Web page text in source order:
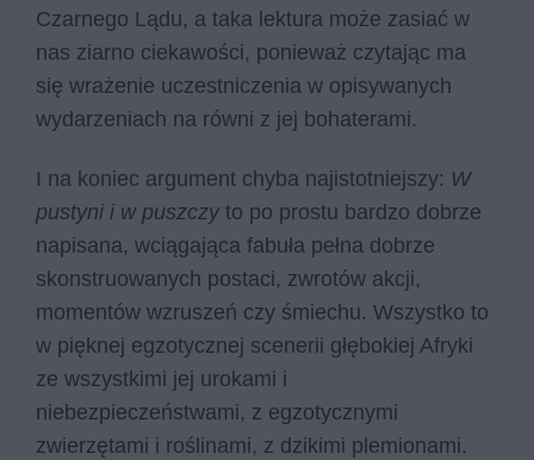
Czarnego Lądu, a taka lektura może zasiać w
nas ziarno ciekawości, ponieważ czytając ma
się wrażenie uczestniczenia w opisywanych
wydarzeniach na równi z jej bohaterami.
I na koniec argument chyba najistotniejszy: W
pustyni i w puszczy to po prostu bardzo dobrze
napisana, wciągająca fabuła pełna dobrze
skonstruowanych postaci, zwrotów akcji,
momentów wzruszeń czy śmiechu. Wszystko to
w pięknej egzotycznej scenerii głębokiej Afryki
ze wszystkimi jej urokami i
niebezpieczeństwami, z egzotycznymi
zwierzętami i roślinami, z dzikimi plemionami.